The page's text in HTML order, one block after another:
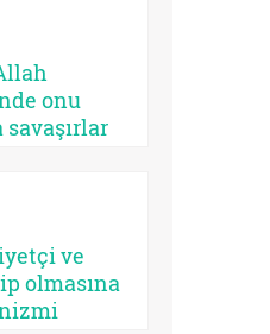
onun
onu
için de
ve
olmasına